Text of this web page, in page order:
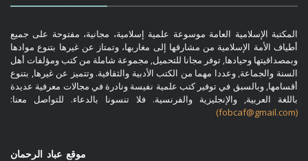
المكتبة الإسلامية العامة موسوعة علمية إسلامية، مجانية، مفتوحة على جميع
أطياف الأمة الإسلامية من مشارقها إلى مغاربها، وتمتاز عن غيرها بتنوع موادها
وبمصداقيتها وحيادها, توفر مجانا للتحميل, مجموعة شاملة من كتب ومؤلفات أهل
السنة والجماعة, وعددا مهما من الكتب الأدبية والثقافية. وتتميز عن غيرها, بتنوع
أقسامها, وبالسبق في توفير كتب علمية نفيسة ونادرة في مجالات معرفية عديدة
باللغة العربية, والإنجليزية والفرنسية. فلا تنسونا بالدعاء. للتواصل معنا:
(fobcaf@gmail.com)
موقع عباد الرحمان